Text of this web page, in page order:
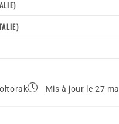
Mis à jour le 27